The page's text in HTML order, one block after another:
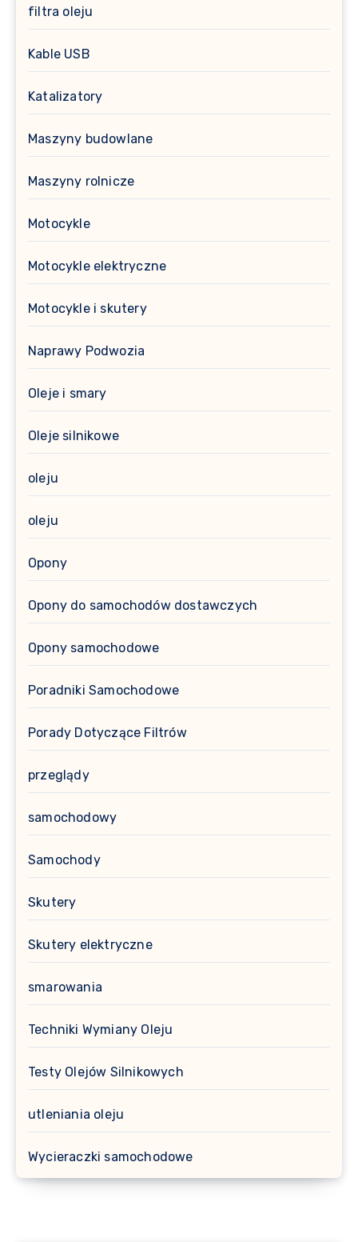
filtra oleju
Kable USB
Katalizatory
Maszyny budowlane
Maszyny rolnicze
Motocykle
Motocykle elektryczne
Motocykle i skutery
Naprawy Podwozia
Oleje i smary
Oleje silnikowe
oleju
oleju
Opony
Opony do samochodów dostawczych
Opony samochodowe
Poradniki Samochodowe
Porady Dotyczące Filtrów
przeglądy
samochodowy
Samochody
Skutery
Skutery elektryczne
smarowania
Techniki Wymiany Oleju
Testy Olejów Silnikowych
utleniania oleju
Wycieraczki samochodowe